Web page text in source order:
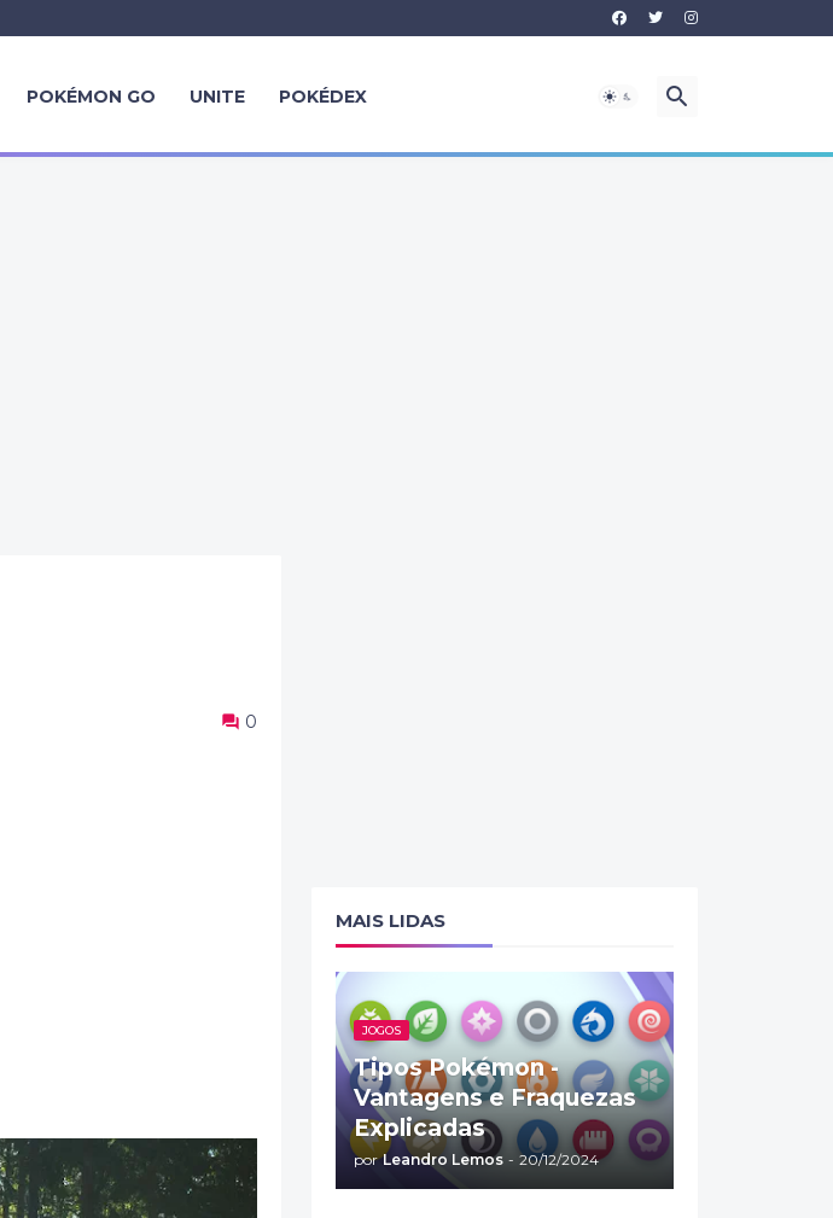
POKÉMON GO UNITE POKÉDEX
0
MAIS LIDAS
JOGOS
Tipos Pokémon -
Vantagens e Fraquezas
Explicadas
por Leandro Lemos - 20/12/2024